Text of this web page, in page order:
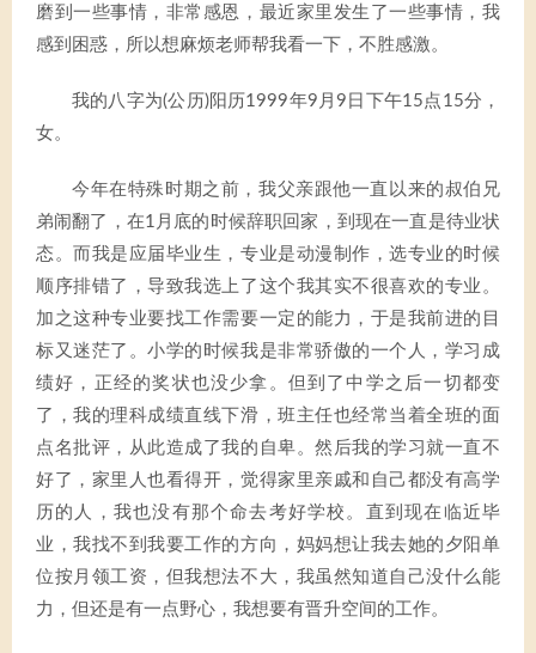
磨到一些事情，非常感恩，最近家里发生了一些事情，我
感到困惑，所以想麻烦老师帮我看一下，不胜感激。
我的八字为(公历)阳历1999年9月9日下午15点15分，
女。
今年在特殊时期之前，我父亲跟他一直以来的叔伯兄
弟闹翻了，在1月底的时候辞职回家，到现在一直是待业状
态。而我是应届毕业生，专业是动漫制作，选专业的时候
顺序排错了，导致我选上了这个我其实不很喜欢的专业。
加之这种专业要找工作需要一定的能力，于是我前进的目
标又迷茫了。小学的时候我是非常骄傲的一个人，学习成
绩好，正经的奖状也没少拿。但到了中学之后一切都变
了，我的理科成绩直线下滑，班主任也经常当着全班的面
点名批评，从此造成了我的自卑。然后我的学习就一直不
好了，家里人也看得开，觉得家里亲戚和自己都没有高学
历的人，我也没有那个命去考好学校。直到现在临近毕
业，我找不到我要工作的方向，妈妈想让我去她的夕阳单
位按月领工资，但我想法不大，我虽然知道自己没什么能
力，但还是有一点野心，我想要有晋升空间的工作。